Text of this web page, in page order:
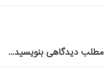
مطلب دیدگاهی بنویسید...